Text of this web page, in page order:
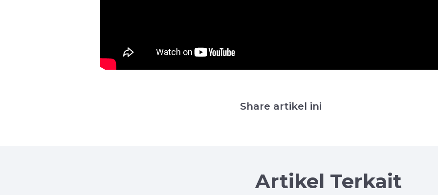
Share artikel ini
Artikel Terkait